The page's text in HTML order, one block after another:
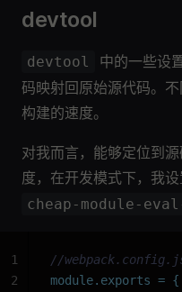
devtool
devtool
中的一些设
码映射回原始源代码。
构建的速度。
对我而言，能够定位到
度，在开发模式下，我
cheap-module-
//
module.exports = {
1
2